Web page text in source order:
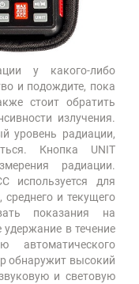
у какого-либо
и подождите, пока
стоит обратить
излучения.
уровень радиации,
Кнопка UNIT
радиации.
используется для
и текущего
показания на
в течение
автоматического
обнаружит высокий
и световую